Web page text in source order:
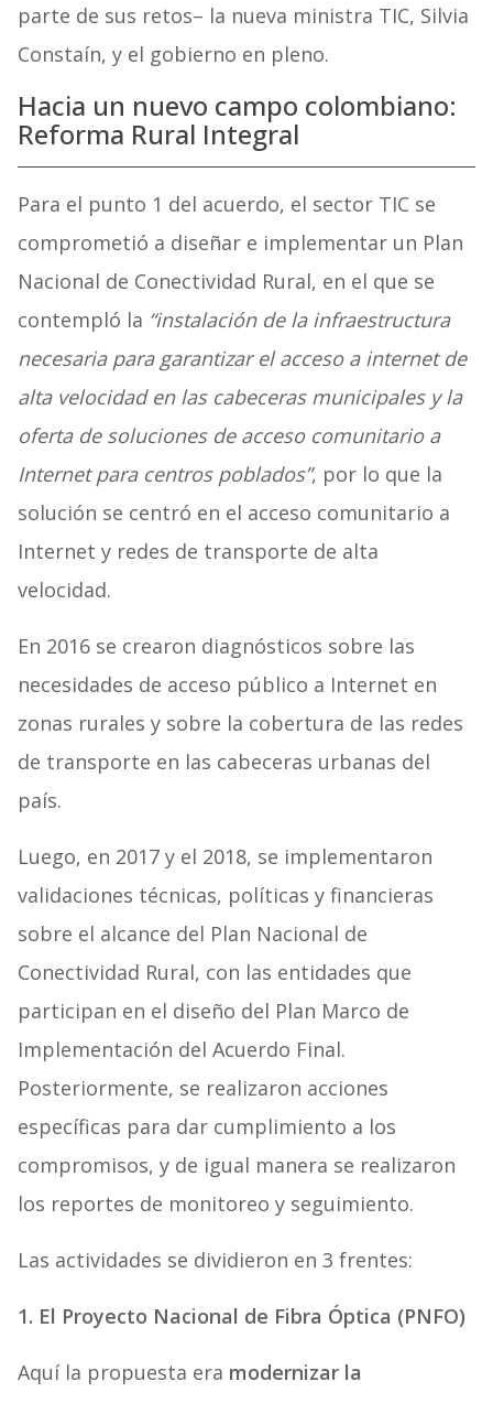
parte de sus retos– la nueva ministra TIC, Silvia
Constaín, y el gobierno en pleno.
Hacia un nuevo campo colombiano:
Reforma Rural Integral
Para el punto 1 del acuerdo, el sector TIC se
comprometió a diseñar e implementar un Plan
Nacional de Conectividad Rural, en el que se
contempló la “instalación de la infraestructura
necesaria para garantizar el acceso a internet de
alta velocidad en las cabeceras municipales y la
oferta de soluciones de acceso comunitario a
Internet para centros poblados”, por lo que la
solución se centró en el acceso comunitario a
Internet y redes de transporte de alta
velocidad.
En 2016 se crearon diagnósticos sobre las
necesidades de acceso público a Internet en
zonas rurales y sobre la cobertura de las redes
de transporte en las cabeceras urbanas del
país.
Luego, en 2017 y el 2018, se implementaron
validaciones técnicas, políticas y financieras
sobre el alcance del Plan Nacional de
Conectividad Rural, con las entidades que
participan en el diseño del Plan Marco de
Implementación del Acuerdo Final.
Posteriormente, se realizaron acciones
específicas para dar cumplimiento a los
compromisos, y de igual manera se realizaron
los reportes de monitoreo y seguimiento.
Las actividades se dividieron en 3 frentes:
1. El Proyecto Nacional de Fibra Óptica (PNFO)
Aquí la propuesta era modernizar la